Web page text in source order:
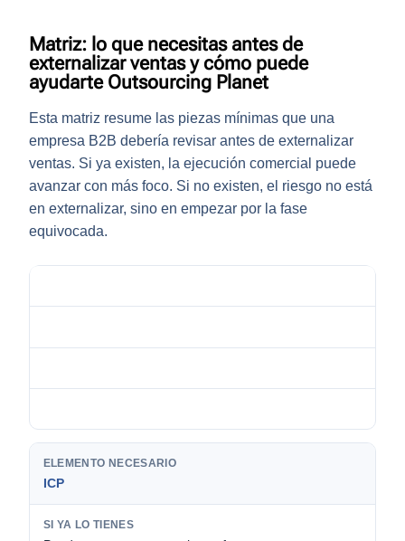
Matriz: lo que necesitas antes de
externalizar ventas y cómo puede
ayudarte Outsourcing Planet
Esta matriz resume las piezas mínimas que una
empresa B2B debería revisar antes de externalizar
ventas. Si ya existen, la ejecución comercial puede
avanzar con más foco. Si no existen, el riesgo no está
en externalizar, sino en empezar por la fase
equivocada.
ICP